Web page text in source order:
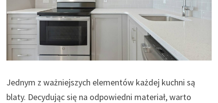
Jednym z ważniejszych elementów każdej kuchni są
blaty. Decydując się na odpowiedni materiał, warto